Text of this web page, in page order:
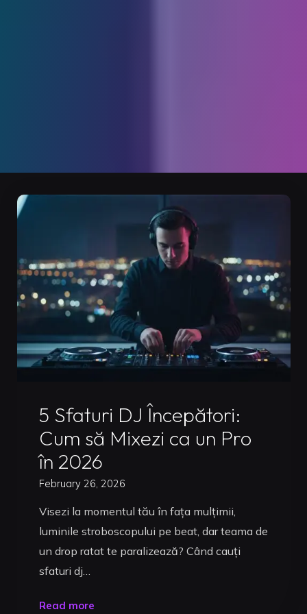
5 Sfaturi DJ Începători:
Cum să Mixezi ca un Pro
în 2026
February 26, 2026
Visezi la momentul tău în fața mulțimii,
luminile stroboscopului pe beat, dar teama de
un drop ratat te paralizează? Când cauți
sfaturi dj…
Read more"5